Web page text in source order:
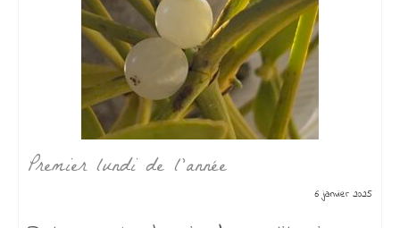
Premier lundi de l’année
6 janvier 2025